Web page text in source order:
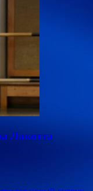
Лакотта